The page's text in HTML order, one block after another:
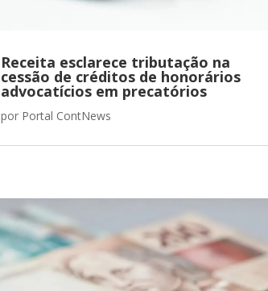
Receita esclarece tributação na
cessão de créditos de honorários
advocatícios em precatórios
por Portal ContNews